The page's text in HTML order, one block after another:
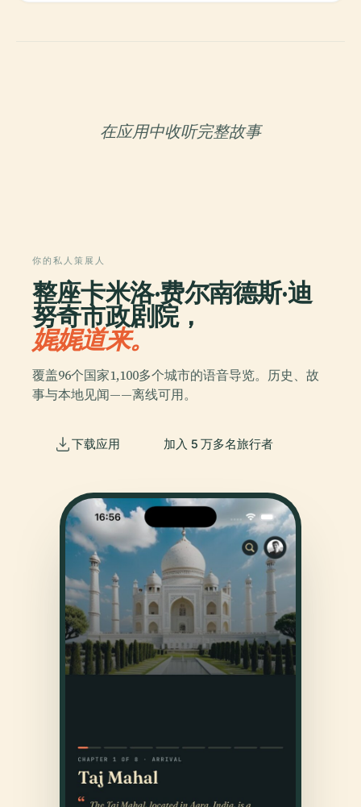
在应用中收听完整故事
你的私人策展人
整座卡米洛·费尔南德斯·迪
努奇市政剧院，
娓娓道来。
覆盖96个国家1,100多个城市的语音导览。历史、故
事与本地见闻——离线可用。
下载应用 加入 5 万多名旅行者